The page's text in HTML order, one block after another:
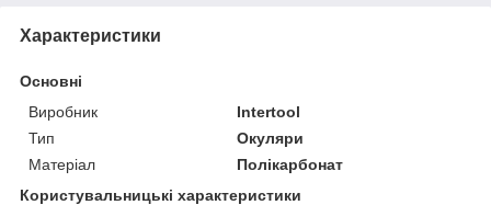
Характеристики
Основні
Виробник
Intertool
Тип
Окуляри
Матеріал
Полікарбонат
Користувальницькі характеристики